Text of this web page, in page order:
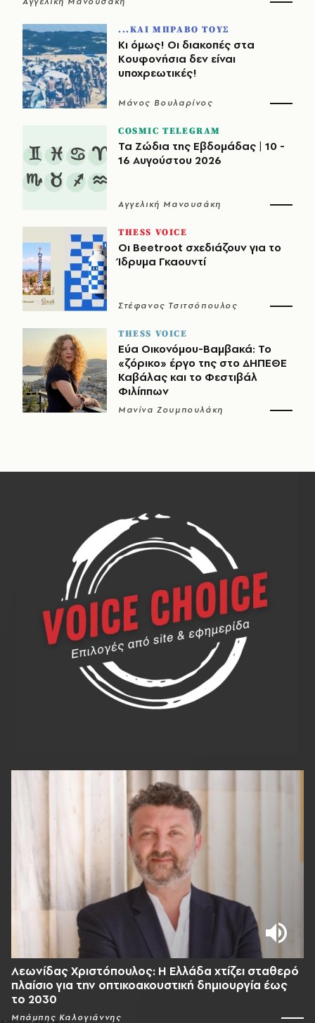
...ΚΑΙ ΜΠΡΑΒΟ ΤΟΥΣ
Κι όμως! Οι διακοπές στα
Κουφονήσια δεν είναι
υποχρεωτικές!
Μάνος Βουλαρίνος
COSMIC TELEGRAM
Τα Ζώδια της Εβδομάδας | 10 -
16 Αυγούστου 2026
Αγγελική Μανουσάκη
THESS VOICE
Οι Beetroot σχεδιάζουν για το
Ίδρυμα Γκαουντί
Στέφανος Τσιτσόπουλος
THESS VOICE
Εύα Οικονόμου-Βαμβακά: Το
«ζόρικο» έργο της στο ΔΗΠΕΘΕ
Καβάλας και το Φεστιβάλ
Φιλίππων
Μανίνα Ζουμπουλάκη
Λεωνίδας Χριστόπουλος: Η Ελλάδα χτίζει σταθερό
πλαίσιο για την οπτικοακουστική δημιουργία έως
το 2030
Μπάμπης Καλογιάννης